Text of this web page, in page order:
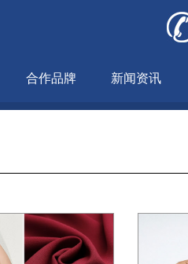
合作品牌 新闻资讯